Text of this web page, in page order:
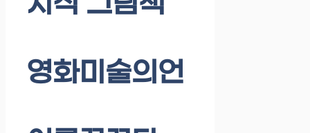
영화미술의언